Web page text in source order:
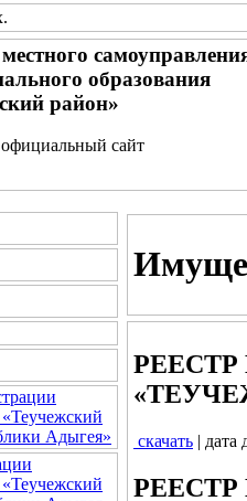
.
образования
район»
сайт
Адыгея»
скачать | дата